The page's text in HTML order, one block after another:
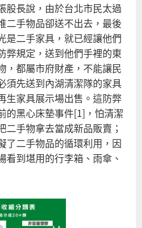
股長說，由於台北市民太過
二手物品卻送不出去，最後
是二手家具，就已經讓他們
弊規定，送到他們手裡的東
，都屬市府財產，不能讓民
須先送到內湖清潔隊的家具
生家具展示場出售。這防弊
的黑心床墊事件[1]，怕清潔
手物拿去當成新品販賣；
了二手物品的循環利用，因
到堪用的行李箱、雨傘、